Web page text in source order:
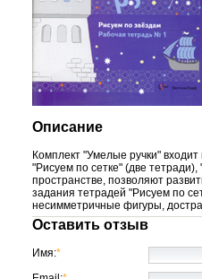
Описание
Комплект "Умелые ручки"
"Рисуем по сетке" (две
пространстве, позволяют
задания тетрадей "Рисуем по
несимметричные фигуры,
Оставить отзыв
Имя:*